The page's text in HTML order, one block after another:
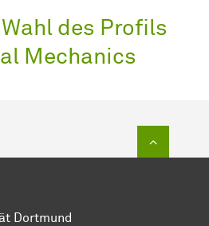
des Profils
Mechanics
Dortmund